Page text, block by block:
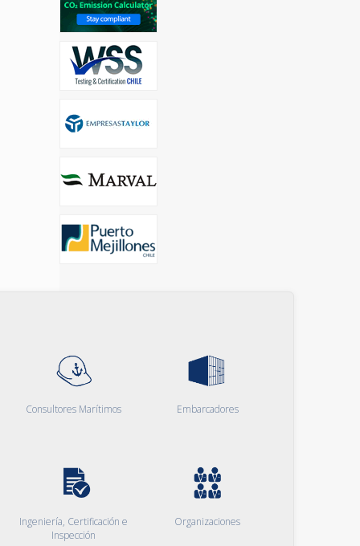
Consultores Marítimos Embarcadores
Ingeniería, Certificación e
Inspección
Organizaciones